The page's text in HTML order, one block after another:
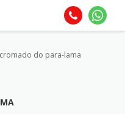
do para-lama